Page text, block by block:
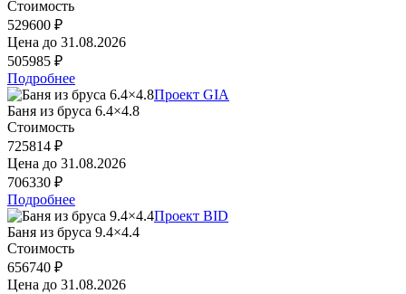
Стоимость
529600 ₽
Цена до 31.08.2026
505985 ₽
Подробнее
Проект GIA
Баня из бруса 6.4×4.8
Стоимость
725814 ₽
Цена до 31.08.2026
706330 ₽
Подробнее
Проект BID
Баня из бруса 9.4×4.4
Стоимость
656740 ₽
Цена до 31.08.2026